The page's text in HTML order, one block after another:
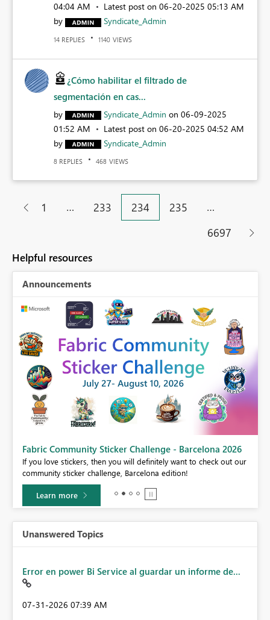
04:04 AM Latest post on ‎06-20-2025 05:13 AM
by
Syndicate_Admin
14 REPLIES 1140 VIEWS
¿Cómo habilitar el filtrado de
segmentación en cas...
by Syndicate_Admin on ‎06-09-2025
01:52 AM
Latest post on ‎06-20-2025 04:52 AM
by
Syndicate_Admin
8 REPLIES 468 VIEWS
1 … 233 234 235
…
6697
Helpful resources
Announcements
Fabric Community Sticker Challenge - Barcelona 2026
If you love stickers, then you will definitely want to check out our
community sticker challenge, Barcelona edition!
Learn more
Unanswered Topics
Error en power Bi Service al guardar un informe de...
‎07-31-2026 07:39 AM